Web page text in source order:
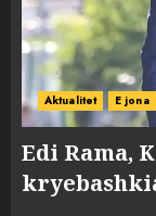
Aktualitet E jona
Edi Rama,